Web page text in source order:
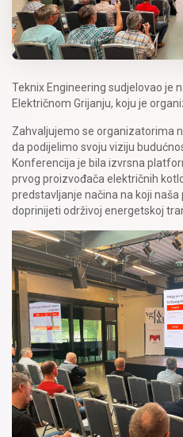
Teknix Engineering sudjelovao je
Električnom Grijanju, koju je
Zahvaljujemo se organizatorima
da podijelimo svoju viziju
Konferencija je bila izvrsna
prvog proizvođača električnih
predstavljanje načina na koji
doprinijeti održivoj energetskoj